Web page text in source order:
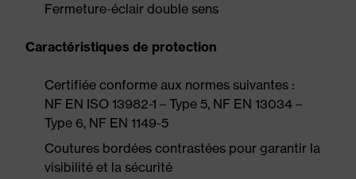
Fermeture-éclair double sens
Caractéristiques de protection
Certifiée conforme aux normes suivantes :
NF EN ISO 13982-1 – Type 5, NF EN 13034 –
Type 6, NF EN 1149-5
Coutures bordées contrastées pour garantir la
visibilité et la sécurité